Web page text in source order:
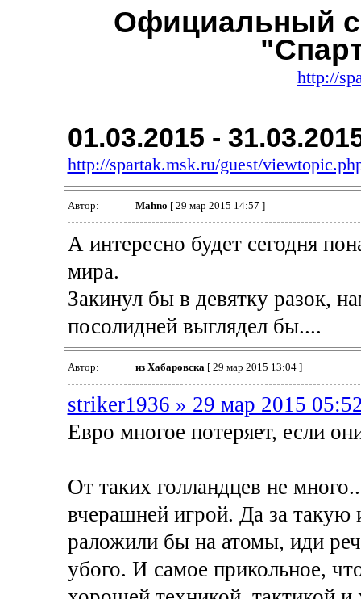
Официальный
http://
01.03.2015 -
http://spartak.msk.ru/guest/
Автор: Mahno [ 29 мар 2015 14:57 ]
А интересно будет сегодня
мира.
Закинул бы в девятку разок,
посолидней выглядел бы....
Автор: из Хабаровска [ 29 мар 2015 13:04 ]
striker1936 » 29 мар 2015
Евро многое потеряет, если
От таких голландцев не
вчерашней игрой. Да за
раложили бы на атомы, иди
убого. И самое прикольное,